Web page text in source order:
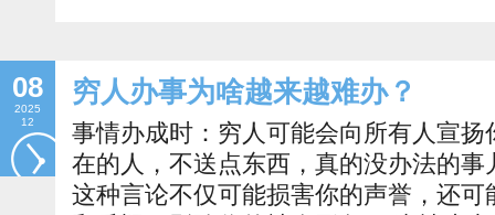
08
2025
12
穷人办事为啥越来越难办？
事情办成时：穷人可能会向所有人宣扬
在的人，不送点东西，真的没办法的事
这种言论不仅可能损害你的声誉，还